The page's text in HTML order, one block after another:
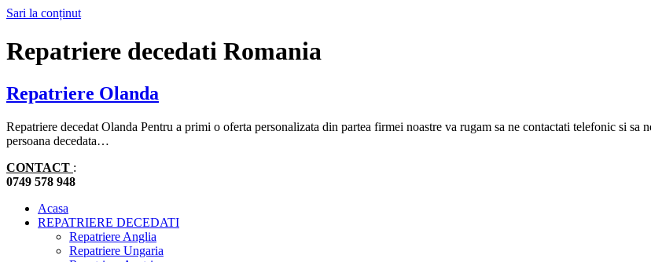
Sari la conținut
Repatriere decedati Romania
Repatriere Olanda
Repatriere decedat Olanda Pentru a primi o oferta personalizata din partea firmei noastre va rugam sa ne contactati telefonic si
persoana decedata…
CONTACT :
0749 578 948
Acasa
REPATRIERE DECEDATI
Repatriere Anglia
Repatriere Ungaria